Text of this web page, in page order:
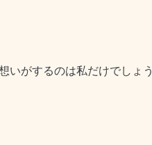
いがするのは私だけでしょう